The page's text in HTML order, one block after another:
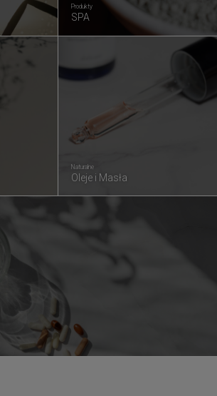
Produkty
SPA
Naturalne
Oleje i Masła